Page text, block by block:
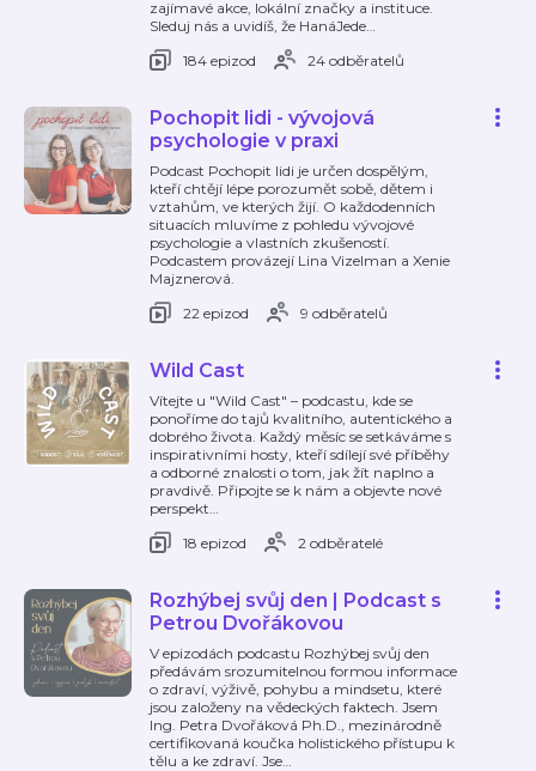
zajímavé akce, lokální značky a instituce.
Sleduj nás a uvidíš, že HanáJede…
184 epizod
24 odběratelů
Pochopit lidi - vývojová
psychologie v praxi
Podcast Pochopit lidi je určen dospělým,
kteří chtějí lépe porozumět sobě, dětem i
vztahům, ve kterých žijí. O každodenních
situacích mluvíme z pohledu vývojové
psychologie a vlastních zkušeností.
Podcastem provázejí Lina Vizelman a Xenie
Majznerová.
22 epizod
9 odběratelů
Wild Cast
Vítejte u "Wild Cast" – podcastu, kde se
ponoříme do tajů kvalitního, autentického a
dobrého života. Každý měsíc se setkáváme s
inspirativními hosty, kteří sdílejí své příběhy
a odborné znalosti o tom, jak žít naplno a
pravdivě. Připojte se k nám a objevte nové
perspekt…
18 epizod
2 odběratelé
Rozhýbej svůj den | Podcast s
Petrou Dvořákovou
V epizodách podcastu Rozhýbej svůj den
předávám srozumitelnou formou informace
o zdraví, výživě, pohybu a mindsetu, které
jsou založeny na vědeckých faktech. Jsem
Ing. Petra Dvořáková Ph.D., mezinárodně
certifikovaná koučka holistického přístupu k
tělu a ke zdraví. Jse…